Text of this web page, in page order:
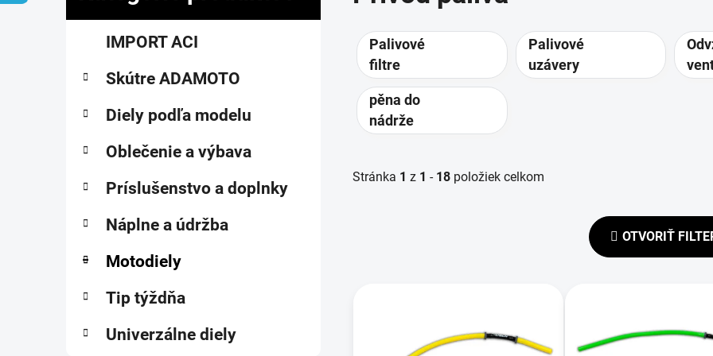
č
kategórieIMPORT ACI
Skútre ADAMOTO
Diely podľa modelu
Oblečenie a výbava
Príslušenstvo a doplnky
Náplne a údržba
Motodiely
Tip týždňa
Univerzálne diely
Palivové
filtre
Palivové
uzávery
pěna do
nádrže
Stránka 1 z 1 - 18 položiek celkom
OTVORIŤ